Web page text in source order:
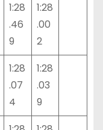
1:28
.46
9
1:28
.00
2
1:28
.07
4
1:28
.03
9